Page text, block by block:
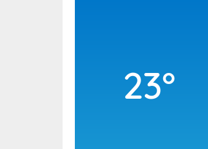
23°